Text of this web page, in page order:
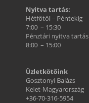
Nyitva tartás:
Hétfőtől – Péntekig
7:00 – 15:30
Pénztári nyitva tartás
8:00 – 15:00
Üzletkötőink
Gosztonyi Balázs
Kelet-Magyarország
+36-70-316-5954